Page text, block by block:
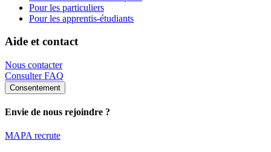
Pour les particuliers
Pour les apprentis-étudiants
Aide et contact
Nous contacter
Consulter FAQ
Consentement
Envie de nous rejoindre ?
MAPA recrute